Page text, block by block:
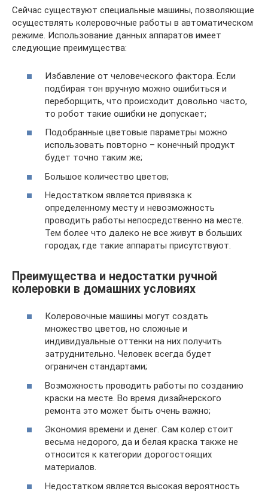
Сейчас существуют специальные машины, позволяющие
осуществлять колеровочные работы в автоматическом
режиме. Использование данных аппаратов имеет
следующие преимущества:
Избавление от человеческого фактора. Если
подбирая тон вручную можно ошибиться и
переборщить, что происходит довольно часто,
то робот такие ошибки не допускает;
Подобранные цветовые параметры можно
использовать повторно – конечный продукт
будет точно таким же;
Большое количество цветов;
Недостатком является привязка к
определенному месту и невозможность
проводить работы непосредственно на месте.
Тем более что далеко не все живут в больших
городах, где такие аппараты присутствуют.
Преимущества и недостатки ручной
колеровки в домашних условиях
Колеровочные машины могут создать
множество цветов, но сложные и
индивидуальные оттенки на них получить
затруднительно. Человек всегда будет
ограничен стандартами;
Возможность проводить работы по созданию
краски на месте. Во время дизайнерского
ремонта это может быть очень важно;
Экономия времени и денег. Сам колер стоит
весьма недорого, да и белая краска также не
относится к категории дорогостоящих
материалов.
Недостатком является высокая вероятность